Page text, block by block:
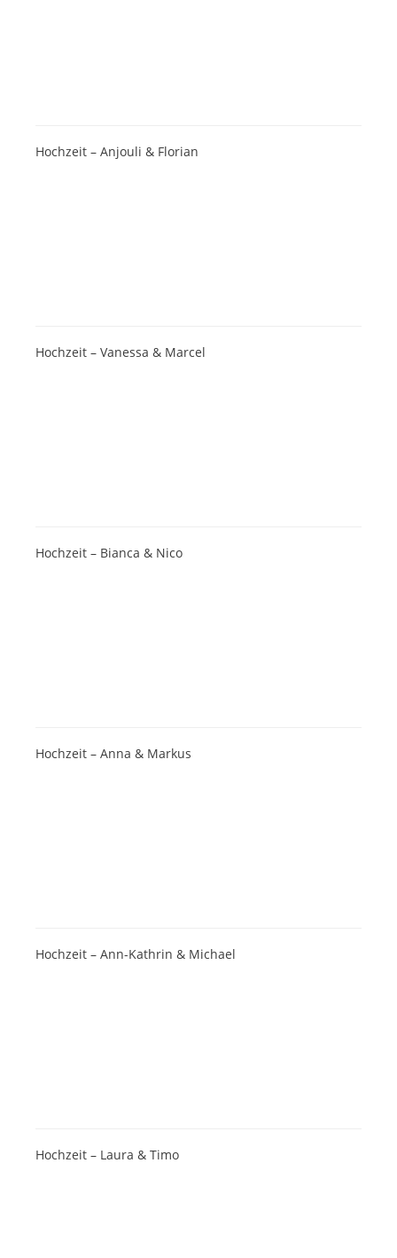
Hochzeit – Anjouli & Florian
Hochzeit – Vanessa & Marcel
Hochzeit – Bianca & Nico
Hochzeit – Anna & Markus
Hochzeit – Ann-Kathrin & Michael
Hochzeit – Laura & Timo